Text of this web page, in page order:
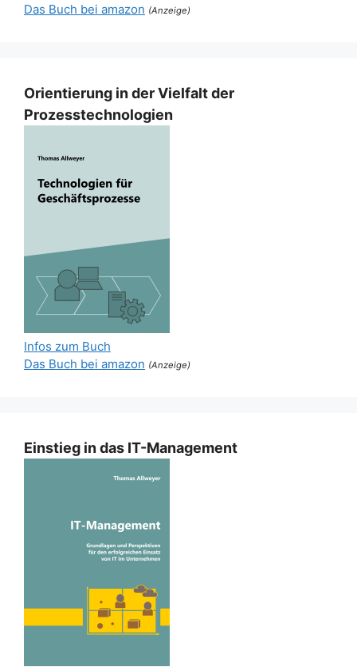
Das Buch bei amazon (Anzeige)
Orientierung in der Vielfalt der
Prozesstechnologien
Infos zum Buch
Das Buch bei amazon (Anzeige)
Einstieg in das IT-Management